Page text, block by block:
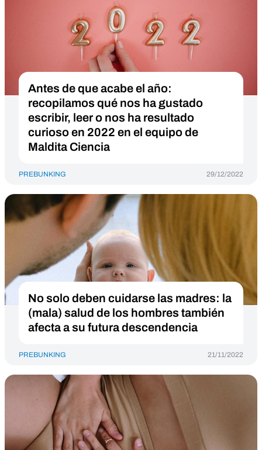
Antes de que acabe el año:
recopilamos qué nos ha gustado
escribir, leer o nos ha resultado
curioso en 2022 en el equipo de
Maldita Ciencia
PREBUNKING 29/12/2022
No solo deben cuidarse las madres: la
(mala) salud de los hombres también
afecta a su futura descendencia
PREBUNKING 21/11/2022